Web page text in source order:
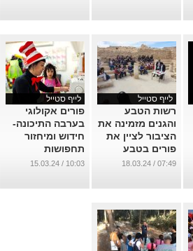
לייף סטייל
רשות הטבע
והגנים מזמינה את
הציבור לציין את
פורים בטבע
...
07:49 / 18.03.24
לייף סטייל
פורים אקולוגי
בערבה התיכונה-
חידוש ומיחזור
תחפושות
...
10:03 / 15.03.24